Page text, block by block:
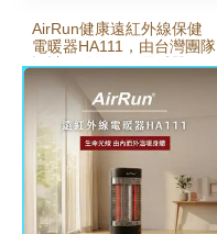
AirRun健康遠紅外線保健
電暖器HA111，由台灣團隊
設計開發的保健電暖器。
透過獨家陶瓷層鎳鉻合金
電熱管加熱，不耗氧、不
破裂、不刺眼、高效率、
壽命長，並結合獨家俯仰
重心自動平衡專利，不易
傾倒、照射高度隨意調
整、照射角度廣範圍大，
即照即暖、安靜無風聲。